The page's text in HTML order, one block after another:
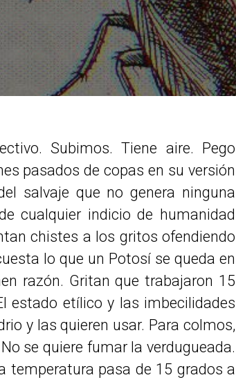
Subimos. Tiene aire. Pego
pasados de copas en su versión
salvaje que no genera ninguna
cualquier indicio de humanidad
chistes a los gritos ofendiendo
lo que un Potosí se queda en
razón. Gritan que trabajaron 15
estado etílico y las imbecilidades
y las quieren usar. Para colmos,
se quiere fumar la verdugueada.
temperatura pasa de 15 grados a